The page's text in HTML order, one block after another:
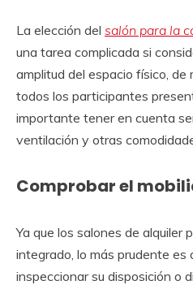
La elección del salón para la
una tarea complicada si
amplitud del espacio físico, de
todos los participantes
importante tener en cuenta
ventilación y otras
Comprobar el
Ya que los salones de alquiler
integrado, lo más prudente es
inspeccionar su disposición o